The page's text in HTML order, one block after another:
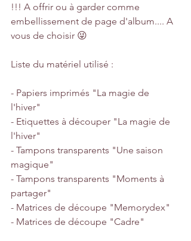
!!! A offrir ou à garder comme
embellissement de page d'album.... A
vous de choisir 😜
Liste du matériel utilisé :
- Papiers imprimés "La magie de
l'hiver"
- Etiquettes à découper "La magie de
l'hiver"
- Tampons transparents "Une saison
magique"
- Tampons transparents "Moments à
partager"
- Matrices de découpe "Memorydex"
- Matrices de découpe "Cadre"